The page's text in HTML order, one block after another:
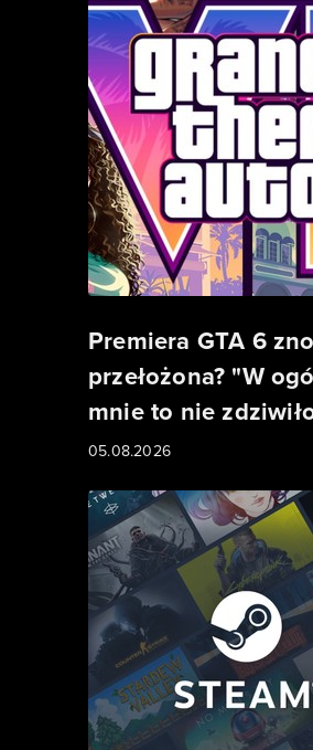
Premiera GTA 6
przełożona? "W
mnie to nie
05.08.2026